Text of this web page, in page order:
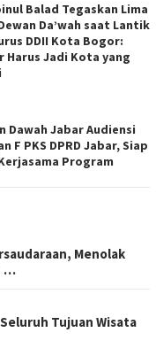
Balad Tegaskan Lima
Da’wah saat Lantik
DDII Kota Bogor:
Harus Jadi Kota yang
Dawah Jabar Audiensi
F PKS DPRD Jabar, Siap
Program
Menolak
…
Tujuan Wisata